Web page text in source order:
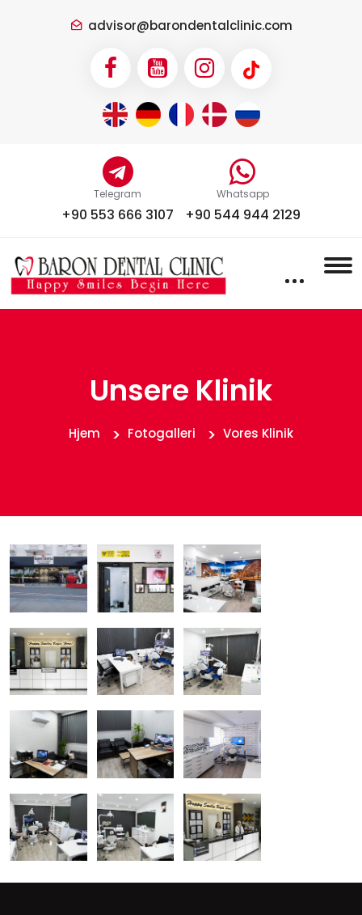
advisor@barondentalclinic.com
Telegram
+90 553 666 3107
Whatsapp
+90 544 944 2129
Unsere Klinik
Hjem Fotogalleri Vores Klinik